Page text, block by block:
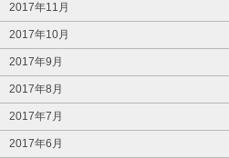
2017年11月
2017年10月
2017年9月
2017年8月
2017年7月
2017年6月